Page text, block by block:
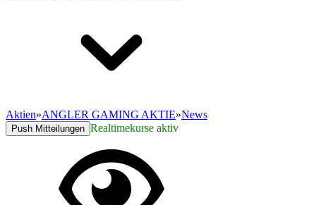
Aktien»ANGLER GAMING AKTIE»News
Push Mitteilungen Realtimekurse aktiv